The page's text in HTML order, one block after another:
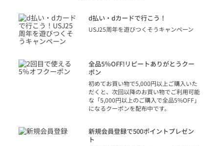
d払い・dカードで行こう！
USJ25周年を遊びつくそうキャンペーン
全品5％OFF!リピートありがとうクー
ポン
初めてお買い物で5,000円以上ご購入いた
だくと、次回以降のお買い物でご利用可能
な「5,000円以上のご購入で全品5%OFF」
になるクーポンを配布中です。
新規会員登録で500ポイントプレゼン
ト